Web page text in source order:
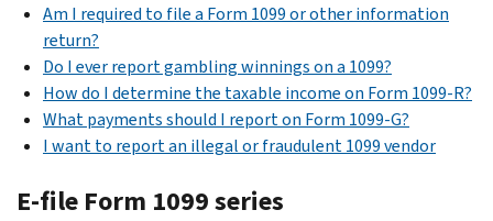
Am I required to file a Form 1099 or other information
return?
Do I ever report gambling winnings on a 1099?
How do I determine the taxable income on Form 1099-R?
What payments should I report on Form 1099-G?
I want to report an illegal or fraudulent 1099 vendor
E-file Form 1099 series